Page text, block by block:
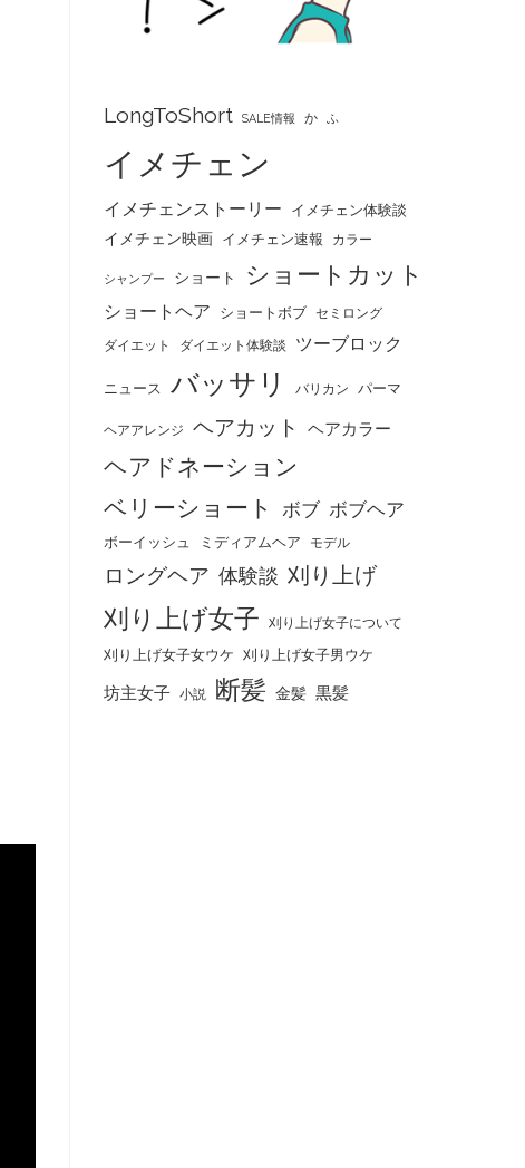
LongToShort SALE情報 か ふ
イメチェン
イメチェンストーリー イメチェン体験談
イメチェン映画 イメチェン速報 カラー
シャンプー ショート ショートカット
ショートヘア ショートボブ セミロング
ダイエット ダイエット体験談 ツーブロック
ニュース バッサリ バリカン パーマ
ヘアアレンジ ヘアカット ヘアカラー
ヘアドネーション
ベリーショート
ボブ ボブヘア
ボーイッシュ ミディアムヘア モデル
ロングヘア 体験談 刈り上げ
刈り上げ女子 刈り上げ女子について
刈り上げ女子女ウケ 刈り上げ女子男ウケ
坊主女子 小説 断髪 金髪 黒髪